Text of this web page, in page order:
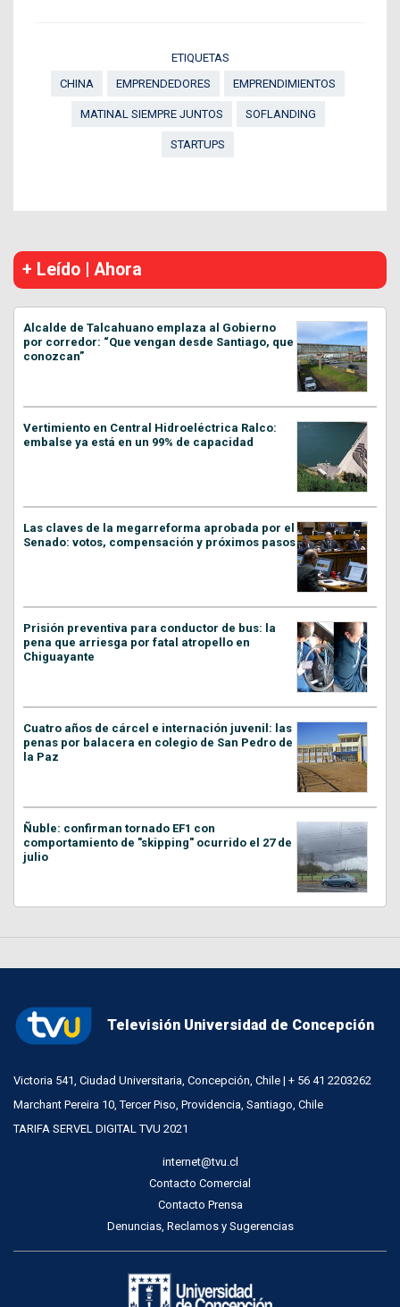
ETIQUETAS
CHINA
EMPRENDEDORES EMPRENDIMIENTOS
MATINAL SIEMPRE JUNTOS SOFLANDING
STARTUPS
+ Leído | Ahora
Alcalde de Talcahuano emplaza al Gobierno
por corredor: “Que vengan desde Santiago, que
conozcan”
Vertimiento en Central Hidroeléctrica Ralco:
embalse ya está en un 99% de capacidad
Las claves de la megarreforma aprobada por el
Senado: votos, compensación y próximos pasos
Prisión preventiva para conductor de bus: la
pena que arriesga por fatal atropello en
Chiguayante
Cuatro años de cárcel e internación juvenil: las
penas por balacera en colegio de San Pedro de
la Paz
Ñuble: confirman tornado EF1 con
comportamiento de "skipping" ocurrido el 27 de
julio
Televisión Universidad de Concepción
Victoria 541, Ciudad Universitaria, Concepción, Chile | + 56 41 2203262
Marchant Pereira 10, Tercer Piso, Providencia, Santiago, Chile
TARIFA SERVEL DIGITAL TVU 2021
internet@tvu.cl
Contacto Comercial
Contacto Prensa
Denuncias, Reclamos y Sugerencias